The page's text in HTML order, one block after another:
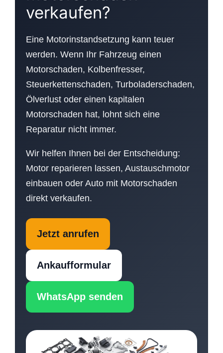
verkaufen?
Eine Motorinstandsetzung kann teuer
werden. Wenn Ihr Fahrzeug einen
Motorschaden, Kolbenfresser,
Steuerkettenschaden, Turboladerschaden,
Ölverlust oder einen kapitalen
Motorschaden hat, lohnt sich eine
Reparatur nicht immer.
Wir helfen Ihnen bei der Entscheidung:
Motor reparieren lassen, Austauschmotor
einbauen oder Auto mit Motorschaden
direkt verkaufen.
Jetzt anrufen
Ankaufformular
WhatsApp senden